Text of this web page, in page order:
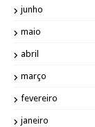
junho
maio
abril
março
fevereiro
janeiro